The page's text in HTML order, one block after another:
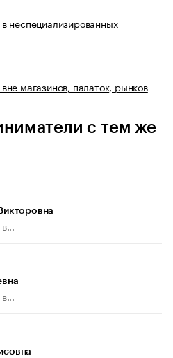
неспециализированных
магазинов, палаток, рынков
с тем же